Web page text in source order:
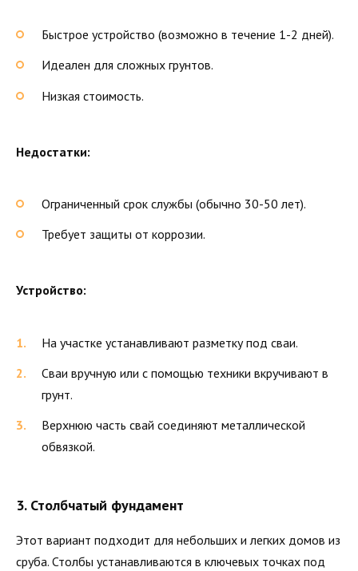
Быстрое устройство (возможно в течение 1-2 дней).
Идеален для сложных грунтов.
Низкая стоимость.
Недостатки:
Ограниченный срок службы (обычно 30-50 лет).
Требует защиты от коррозии.
Устройство:
На участке устанавливают разметку под сваи.
Сваи вручную или с помощью техники вкручивают в
грунт.
Верхнюю часть свай соединяют металлической
обвязкой.
3. Столбчатый фундамент
Этот вариант подходит для небольших и легких домов из
сруба. Столбы устанавливаются в ключевых точках под